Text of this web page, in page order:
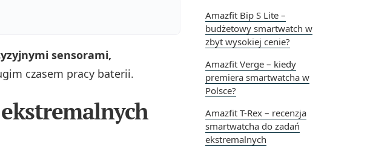
Amazfit Bip S Lite –
budżetowy smartwatch w
zbyt wysokiej cenie?
Amazfit Verge – kiedy
premiera smartwatcha w
Polsce?
Amazfit T-Rex – recenzja
smartwatcha do zadań
ekstremalnych
sensorami,
czasem pracy baterii.